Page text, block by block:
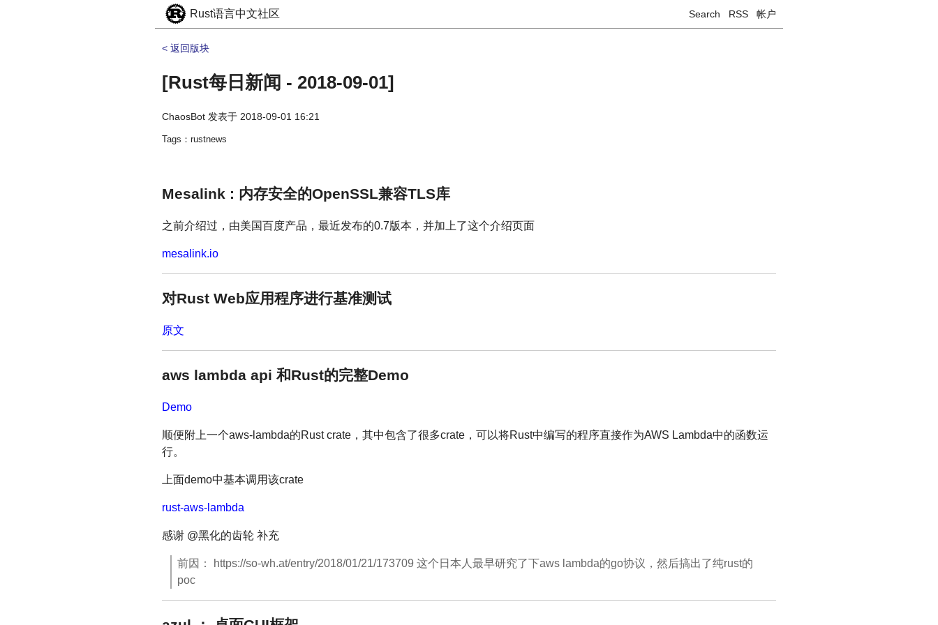
Rust语言中文社区 Search RSS 帐户
< 返回版块
[Rust每日新闻 - 2018-09-01]
ChaosBot 发表于 2018-09-01 16:21
Tags：rustnews
Mesalink : 内存安全的OpenSSL兼容TLS库
之前介绍过，由美国百度产品，最近发布的0.7版本，并加上了这个介绍页面
mesalink.io
对Rust Web应用程序进行基准测试
原文
aws lambda api 和Rust的完整Demo
Demo
顺便附上一个aws-lambda的Rust crate，其中包含了很多crate，可以将Rust中编写的程序直接作为AWS Lambda中的函数运
行。
上面demo中基本调用该crate
rust-aws-lambda
感谢 @黑化的齿轮 补充
前因： https://so-wh.at/entry/2018/01/21/173709 这个日本人最早研究了下aws lambda的go协议，然后搞出了纯rust的
poc